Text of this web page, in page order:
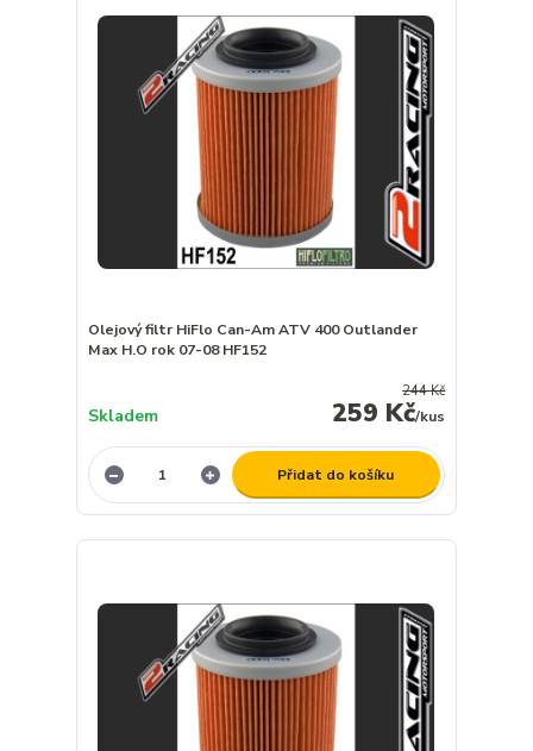
Olejový filtr HiFlo Can-Am ATV 400 Outlander
Max H.O rok 07-08 HF152
244 Kč
259 Kč/kus
Skladem
Přidat do košíku